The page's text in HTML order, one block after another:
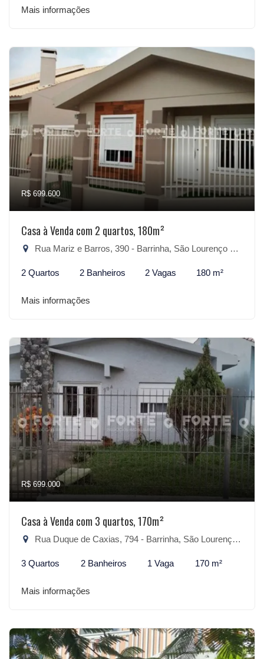
Mais informações
R$ 699.600
Casa à Venda com 2 quartos, 180m²
Rua Mariz e Barros, 390 - Barrinha, São Lourenço do Sul-RS
2 Quartos 2 Banheiros 2 Vagas 180 m²
Mais informações
R$ 699.000
Casa à Venda com 3 quartos, 170m²
Rua Duque de Caxias, 794 - Barrinha, São Lourenço do Sul-RS
3 Quartos 2 Banheiros 1 Vaga 170 m²
Mais informações